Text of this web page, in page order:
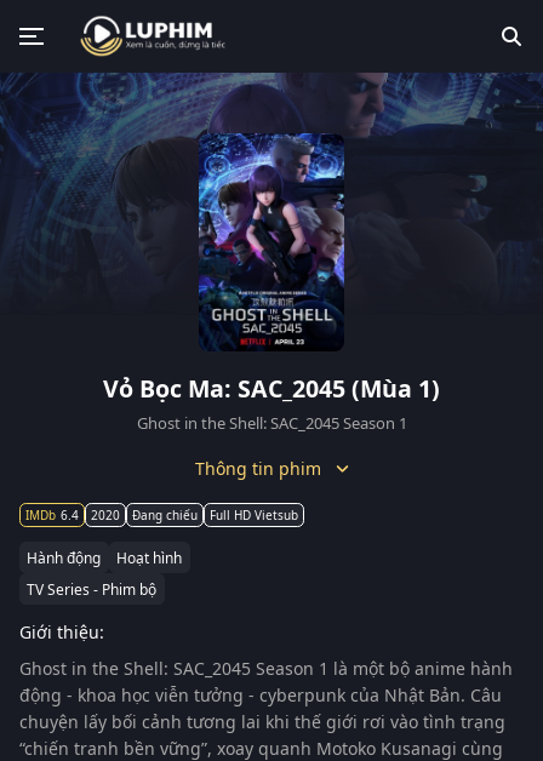
Vỏ Bọc Ma: SAC_2045 (Mùa 1)
Ghost in the Shell: SAC_2045 Season 1
Thông tin phim
6.4 2020 Đang chiếu Full HD Vietsub
Hành động
Hoạt hình
TV Series - Phim bộ
Giới thiệu:
Ghost in the Shell: SAC_2045 Season 1 là một bộ anime hành
động - khoa học viễn tưởng - cyberpunk của Nhật Bản. Câu
chuyện lấy bối cảnh tương lai khi thế giới rơi vào tình trạng
“chiến tranh bền vững”, xoay quanh Motoko Kusanagi cùng